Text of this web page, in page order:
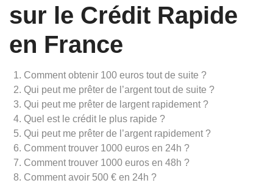
sur le Crédit Rapide
en France
Comment obtenir 100 euros tout de suite ?
Qui peut me prêter de l’argent tout de suite ?
Qui peut me prêter de largent rapidement ?
Quel est le crédit le plus rapide ?
Qui peut me prêter de l’argent rapidement ?
Comment trouver 1000 euros en 24h ?
Comment trouver 1000 euros en 48h ?
Comment avoir 500 € en 24h ?